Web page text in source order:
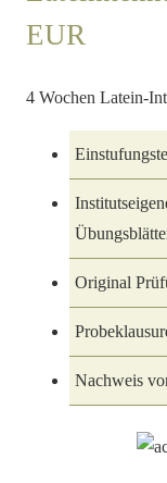
EUR
4 Wochen Latein-
Original
Nachweis